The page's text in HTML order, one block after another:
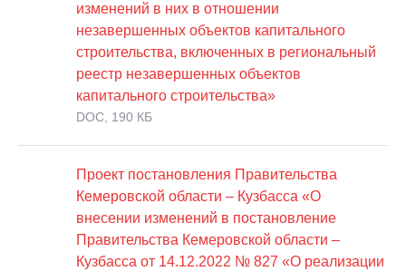
изменений в них в отношении
незавершенных объектов капитального
строительства, включенных в региональный
реестр незавершенных объектов
капитального строительства»
DOC, 190 КБ
Проект постановления Правительства
Кемеровской области – Кузбасса «О
внесении изменений в постановление
Правительства Кемеровской области –
Кузбасса от 14.12.2022 № 827 «О реализации